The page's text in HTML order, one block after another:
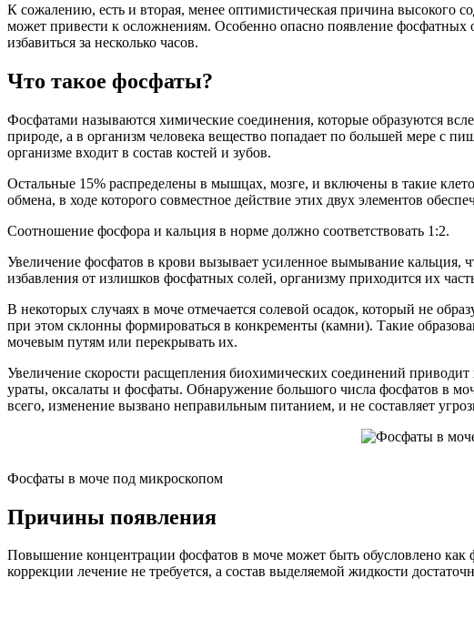
К сожалению, есть и вторая, менее оптимистическая причина высокого
может привести к осложнениям. Особенно опасно появление фосфатных
избавиться за несколько часов.
Что такое фосфаты?
Фосфатами называются химические соединения, которые образуются
природе, а в организм человека вещество попадает по большей мере с
организме входит в состав костей и зубов.
Остальные 15% распределены в мышцах, мозге, и включены в такие
обмена, в ходе которого совместное действие этих двух элементов
Соотношение фосфора и кальция в норме должно соответствовать 1:2.
Увеличение фосфатов в крови вызывает усиленное вымывание кальция,
избавления от излишков фосфатных солей, организму приходится их
В некоторых случаях в моче отмечается солевой осадок, который не
при этом склонны формироваться в конкременты (камни). Такие
мочевым путям или перекрывать их.
Увеличение скорости расщепления биохимических соединений
ураты, оксалаты и фосфаты. Обнаружение большого числа фосфатов в
всего, изменение вызвано неправильным питанием, и не составляет
Фосфаты в моче под микроскопом
Причины появления
Повышение концентрации фосфатов в моче может быть обусловлено как
коррекции лечение не требуется, а состав выделяемой жидкости